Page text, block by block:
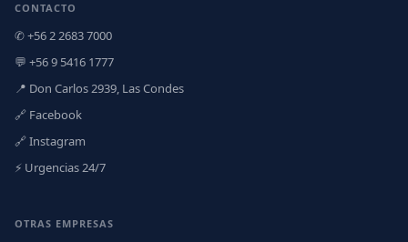
CONTACTO
✆ +56 2 2683 7000
💬 +56 9 5416 1777
📍 Don Carlos 2939, Las Condes
🔗 Facebook
🔗 Instagram
⚡ Urgencias 24/7
OTRAS EMPRESAS